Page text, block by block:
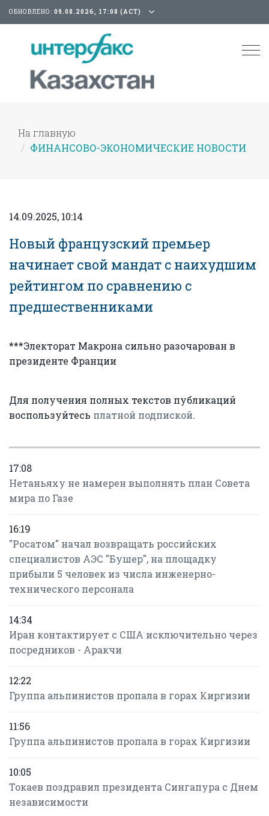
ОБНОВЛЕНО: 09.08.2026, 17:08 (АСТ)
На главную
ФИНАНСОВО-ЭКОНОМИЧЕСКИЕ НОВОСТИ
14.09.2025, 10:14
Новый французский премьер
начинает свой мандат с наихудшим
рейтингом по сравнению с
предшественниками
***Электорат Макрона сильно разочарован в
президенте Франции
Для получения полных текстов публикаций
воспользуйтесь платной подпиской.
17:08
Нетаньяху не намерен выполнять план Совета
мира по Газе
16:19
"Росатом" начал возвращать российских
специалистов АЭС "Бушер", на площадку
прибыли 5 человек из числа инженерно-
технического персонала
14:34
Иран контактирует с США исключительно через
посредников - Аракчи
12:22
Группа альпинистов пропала в горах Киргизии
11:56
Группа альпинистов пропала в горах Киргизии
10:05
Токаев поздравил президента Сингапура с Днем
независимости